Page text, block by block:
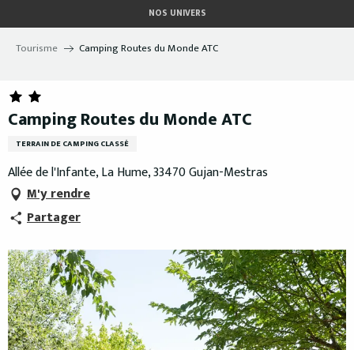
au
contenu
NOS UNIVERS
Tourisme Camping Routes du Monde ATC
Camping Routes du Monde ATC
TERRAIN DE CAMPING CLASSÉ
Allée de l'Infante, La Hume, 33470 Gujan-Mestras
M'y rendre
Partager